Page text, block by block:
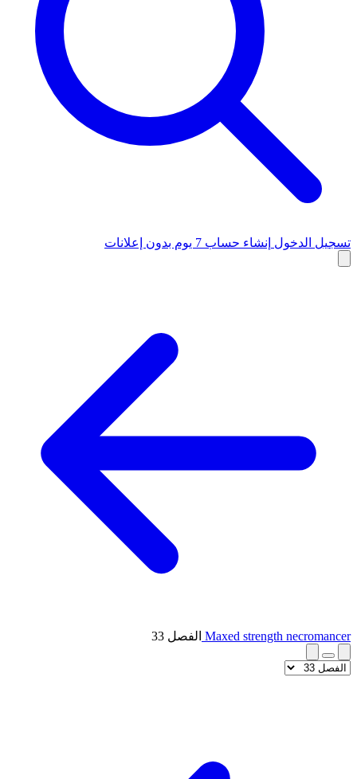
تسجيل الدخول إنشاء حساب 7 يوم بدون إعلانات
Maxed strength necromancer الفصل 33